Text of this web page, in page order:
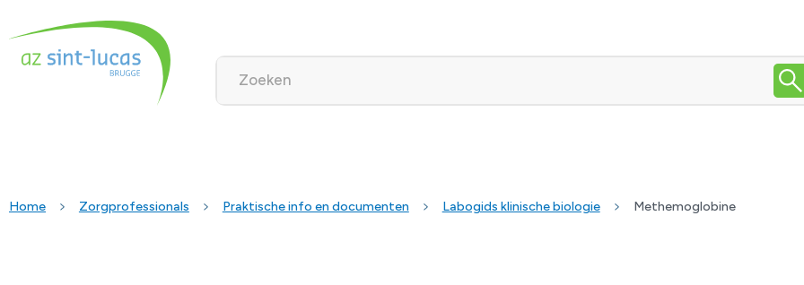
Home Zorgprofessionals Praktische info en documenten Labogids klinische biologie Methemoglobine